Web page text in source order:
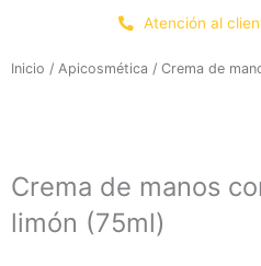
contenido
Atención al
Inicio / Apicosmética / Crema de
Crema de manos
limón (75ml)